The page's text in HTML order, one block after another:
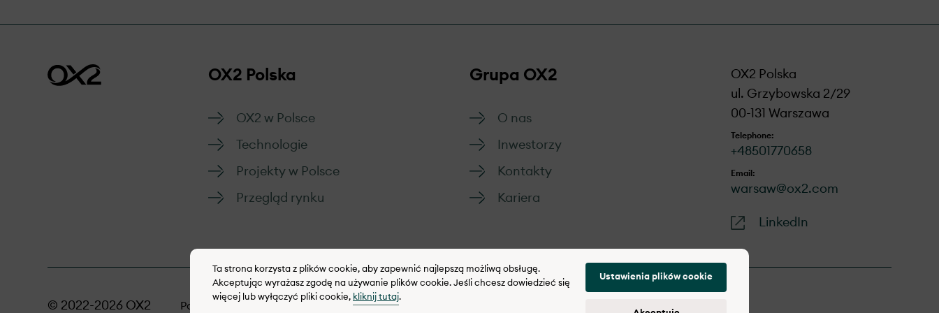
OX2 Polska
OX2 w Polsce
Technologie
Projekty w Polsce
Przegląd rynku
Grupa OX2
O nas
Inwestorzy
Kontakty
Kariera
OX2 Polska
ul. Grzybowska 2/29
00-131 Warszawa
Telephone:
+48501770658
Email:
warsaw@ox2.com
LinkedIn
© 2022-2026 OX2 Polityka dotycząca plików cookies Polityka integralności
Ta strona korzysta z plików cookie, aby zapewnić najlepszą możliwą obsługę.
Akceptując wyrażasz zgodę na używanie plików cookie. Jeśli chcesz dowiedzieć się
więcej lub wyłączyć pliki cookie, kliknij tutaj.
Ustawienia plików cookie